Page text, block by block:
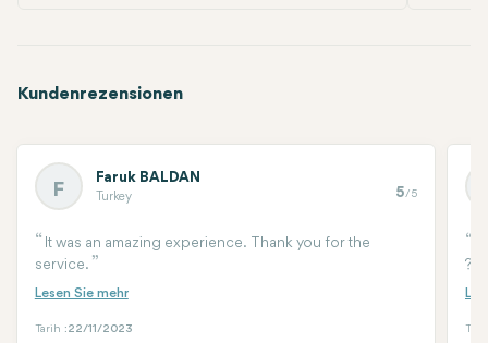
Kundenrezensionen
F
Faruk BALDAN
Turkey 5/5
It was an amazing experience. Thank you for the
service.
Tarih :22/11/2023
?